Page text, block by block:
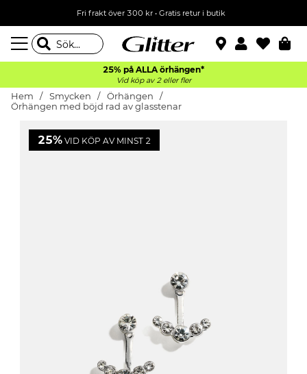
Fri frakt över 300 kr• Gratis retur i butik
25% på ALLA örhängen*
Vid köp av 2 eller fler
Hem Smycken
Örhängen
Örhängen med böjd rad av glasstenar
25% VID KÖP AV MINST 2